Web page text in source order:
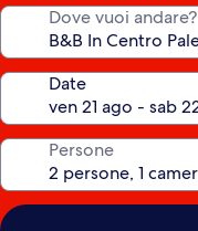
Dove vuoi andare?
Date
Persone